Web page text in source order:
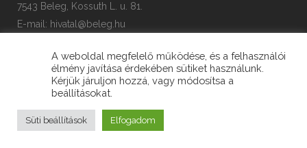
7543 Beleg, Kossuth L. u. 81.
E-mail: hivatal@beleg.hu
© Copyright Ötvöskónyi Község Önkormányzata
A weboldal megfelelő működése, és a felhasználói
élmény javítása érdekében sütiket használunk.
Kérjük járuljon hozzá, vagy módosítsa a
beállításokat.
Süti beállítások Elfogadom